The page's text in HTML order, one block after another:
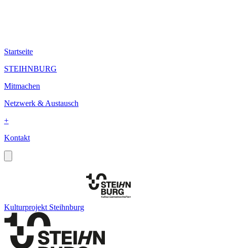
Startseite
STEIHNBURG
Mitmachen
Netzwerk & Austausch
+
Kontakt
Kulturprojekt Steihnburg